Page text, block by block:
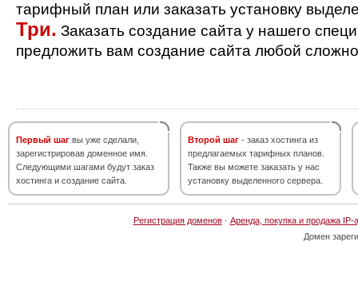
тарифный план или заказать установку
Три. Заказать создание сайта у нашего
предложить вам создание сайта любой
Первый шаг вы уже сделали,
зарегистрировав доменное имя.
Следующими шагами будут заказ
хостинга и создание сайта.
Второй шаг - заказ хостинга из
предлагаемых тарифных планов.
Также вы можете заказать у нас
установку выделенного сервера.
Регистрация доменов· Аренда, покупка и продажа IP-
Домен